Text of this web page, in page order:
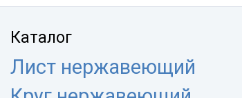
Каталог
Лист нержавеющий